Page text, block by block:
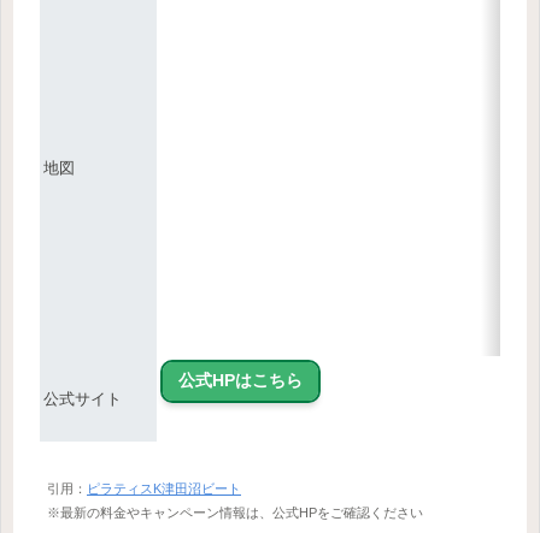
地図
公式サイト
公式HPはこちら
引用： ピラティスK津田沼ビート
※最新の料金やキャンペーン情報は、公式HPをご確認ください